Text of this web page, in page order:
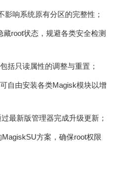
影响系统原有分区的完整性；
root状态，规避各类安全检测
括只读属性的调整与重置；
自由安装各类Magisk模块以增
最新版管理器完成升级更新；
方案，确保root权限